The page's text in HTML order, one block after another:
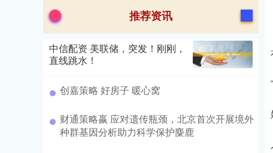
推荐资讯
中信配资 美联储，突发！刚刚，
直线跳水！
创嘉策略 好房子 暖心窝
财通策略嬴 应对遗传瓶颈，北京首次开展境外
种群基因分析助力科学保护麋鹿